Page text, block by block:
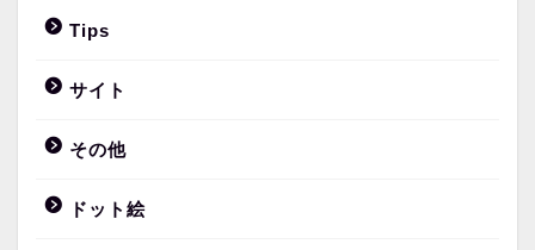
Tips
サイト
その他
ドット絵